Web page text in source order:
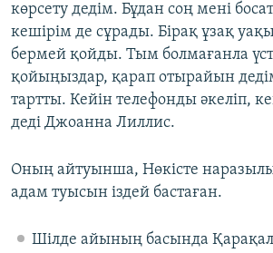
көрсету дедім. Бұдан соң мені
кешірім де сұрады. Бірақ ұзақ
бермей қойды. Тым болмағанла
қойыңыздар, қарап отырайын
тартты. Кейін телефонды әкеліп,
деді Джоанна Лиллис.
Оның айтуынша, Нөкісте
адам туысын іздей бастаған.
Шілде айының басында